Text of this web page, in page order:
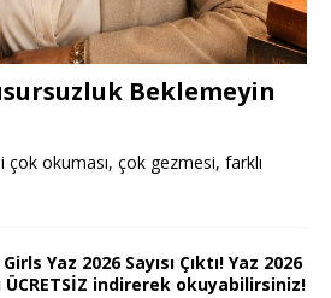
Beklemeyin
çok okuması, çok gezmesi, farklı
Yaz 2026 Sayısı Çıktı! Yaz 2026
ÜCRETSİZ indirerek okuyabilirsiniz!